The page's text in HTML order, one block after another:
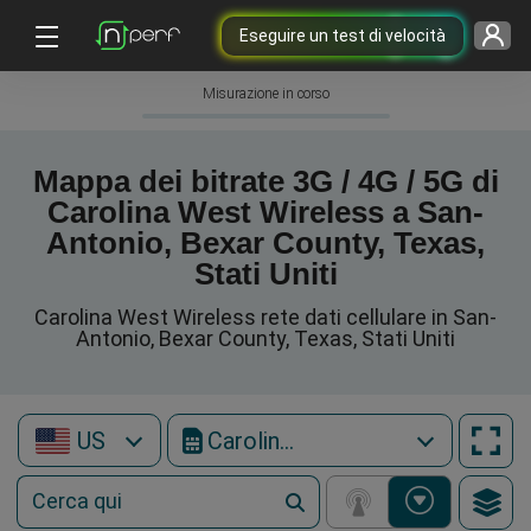
Eseguire un test di velocità
Misurazione in corso
Mappa dei bitrate 3G / 4G / 5G di
Carolina West Wireless a San-
Antonio, Bexar County, Texas,
Stati Uniti
Carolina West Wireless rete dati cellulare in San-
Antonio, Bexar County, Texas, Stati Uniti
US Carolina West Wireless